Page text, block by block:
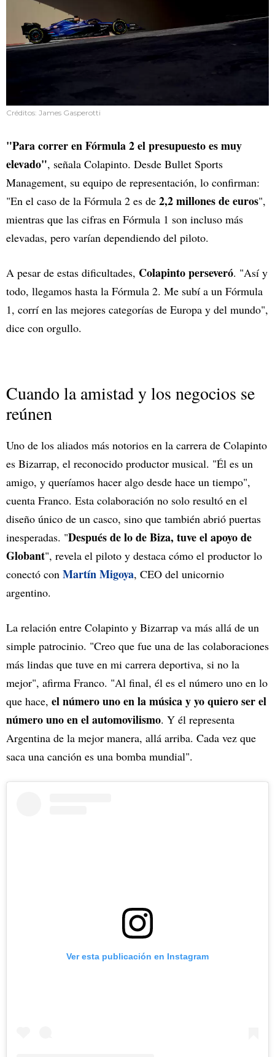
Créditos: James Gasperotti
"Para correr en Fórmula 2 el presupuesto es muy
elevado", señala Colapinto. Desde Bullet Sports
Management, su equipo de representación, lo confirman:
"En el caso de la Fórmula 2 es de 2,2 millones de euros",
mientras que las cifras en Fórmula 1 son incluso más
elevadas, pero varían dependiendo del piloto.
A pesar de estas dificultades, Colapinto perseveró. "Así y
todo, llegamos hasta la Fórmula 2. Me subí a un Fórmula
1, corrí en las mejores categorías de Europa y del mundo",
dice con orgullo.
Cuando la amistad y los negocios se
reúnen
Uno de los aliados más notorios en la carrera de Colapinto
es Bizarrap, el reconocido productor musical. "Él es un
amigo, y queríamos hacer algo desde hace un tiempo",
cuenta Franco. Esta colaboración no solo resultó en el
diseño único de un casco, sino que también abrió puertas
inesperadas. "Después de lo de Biza, tuve el apoyo de
Globant", revela el piloto y destaca cómo el productor lo
conectó con Martín Migoya, CEO del unicornio
argentino.
La relación entre Colapinto y Bizarrap va más allá de un
simple patrocinio. "Creo que fue una de las colaboraciones
más lindas que tuve en mi carrera deportiva, si no la
mejor", afirma Franco. "Al final, él es el número uno en lo
que hace, el número uno en la música y yo quiero ser el
número uno en el automovilismo. Y él representa
Argentina de la mejor manera, allá arriba. Cada vez que
saca una canción es una bomba mundial".
Ver esta publicación en Instagram